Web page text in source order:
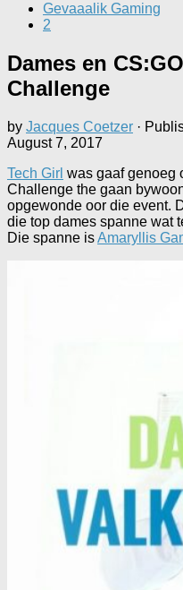
Gevaaalik Gaming
2
Dames en
Challenge
by Jacques Coetzer ·
August 7, 2017
Tech Girl was gaaf genoeg
Challenge the gaan
opgewonde oor die event.
die top dames spanne wat
Die spanne isAmaryllis